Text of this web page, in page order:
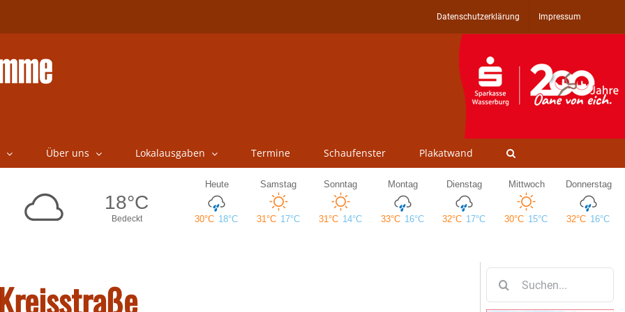
Datenschutzerklärung Impressum
Über uns Lokalausgaben Termine Schaufenster Plakatwand
nach: